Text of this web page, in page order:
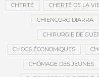
CHERTÉ CHERTÉ DE LA
CHIENCORO DIARRA
CHIRURGIE DE
CHOCS ÉCONOMIQUES
CHÔMAGE DES JEUNES